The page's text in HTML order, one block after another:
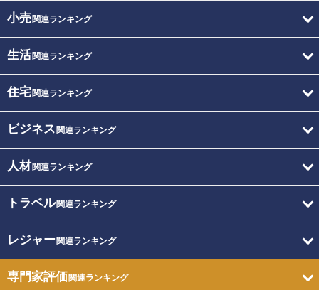
小売関連ランキング
生活関連ランキング
住宅関連ランキング
ビジネス 関連ランキング
人材関連ランキング
トラベル関連ランキング
レジャー関連ランキング
専門家評価関連ランキング